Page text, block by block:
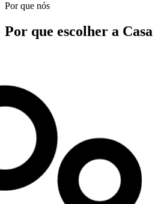
Por que nós
Por que escolher a